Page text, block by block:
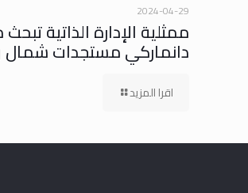
2024-04-29
ممثلية الإدارة الذاتية
دانماركي مستجدات شمال
اقرا المزيد